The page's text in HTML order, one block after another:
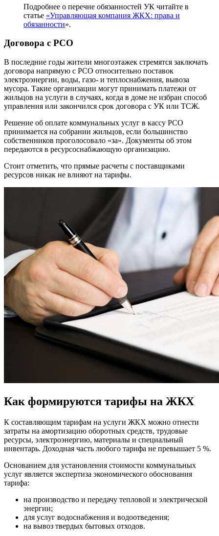
Подробнее о перечне обязанностей УК читайте в
статье «Управляющая компания ЖКХ: права и
обязанности».
Договора с РСО
В последние годы жители многоэтажек стремятся заключать
договора напрямую с РСО относительно поставок
электроэнергии, воды, газо- и теплоснабжения, вывоза
мусора. Такие организации могут принимать платежи от
жильцов на услуги в случаях, когда в доме не избран способ
управления или закончился срок договора с УК или ТСЖ.
Решение об оплате коммунальных услуг в кассу РСО
принимается на собрании жильцов, если большинство
собственников проголосовало «за». Документы об этом
передаются в ресурсоснабжающую организацию.
Стоит отметить, что прямые расчеты с поставщиками
ресурсов никак не влияют на тарифы.
Как формируются тарифы на ЖКХ
К составляющим тарифам на услуги ЖКХ можно отнести
затраты на амортизацию оборотных средств, трудовые
ресурсы, электроэнергию, материалы и специальный
инвентарь. Доходная часть любого тарифа не превышает 5 %.
Основанием для установления стоимости коммунальных
услуг является экспертиза экономического обоснования
тарифа:
на производство и передачу тепловой и электрической
энергии;
для услуг водоснабжения и водоотведения;
на вывоз твердых бытовых отходов.